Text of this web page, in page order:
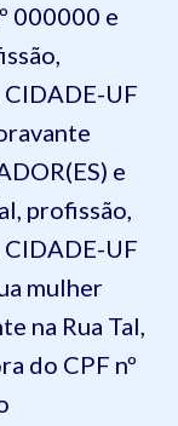
000000 e
CIDADE-UF
e
profissão,
CIDADE-UF
mulher
na Rua Tal,
do CPF nº